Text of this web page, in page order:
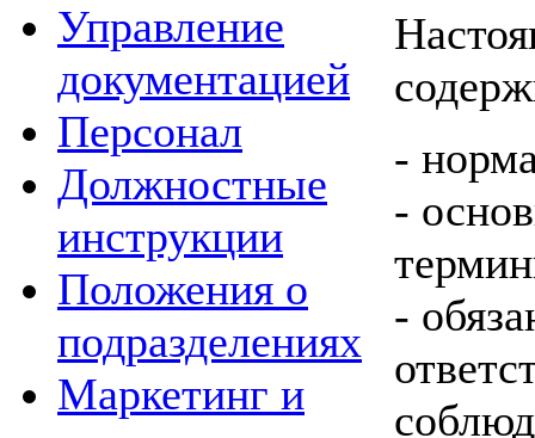
Управление
документацией
Персонал
Должностные
инструкции
Положения о
подразделениях
Маркетинг и
-
-
-